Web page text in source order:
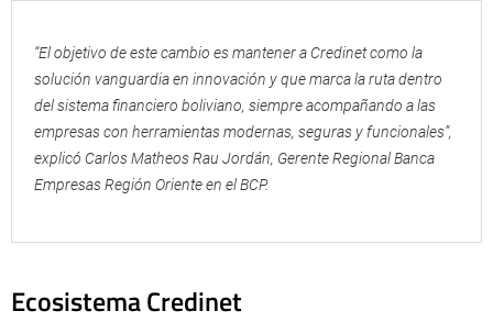
“El objetivo de este cambio es mantener a Credinet como la
solución vanguardia en innovación y que marca la ruta dentro
del sistema financiero boliviano, siempre acompañando a las
empresas con herramientas modernas, seguras y funcionales”,
explicó Carlos Matheos Rau Jordán, Gerente Regional Banca
Empresas Región Oriente en el BCP.
Ecosistema Credinet